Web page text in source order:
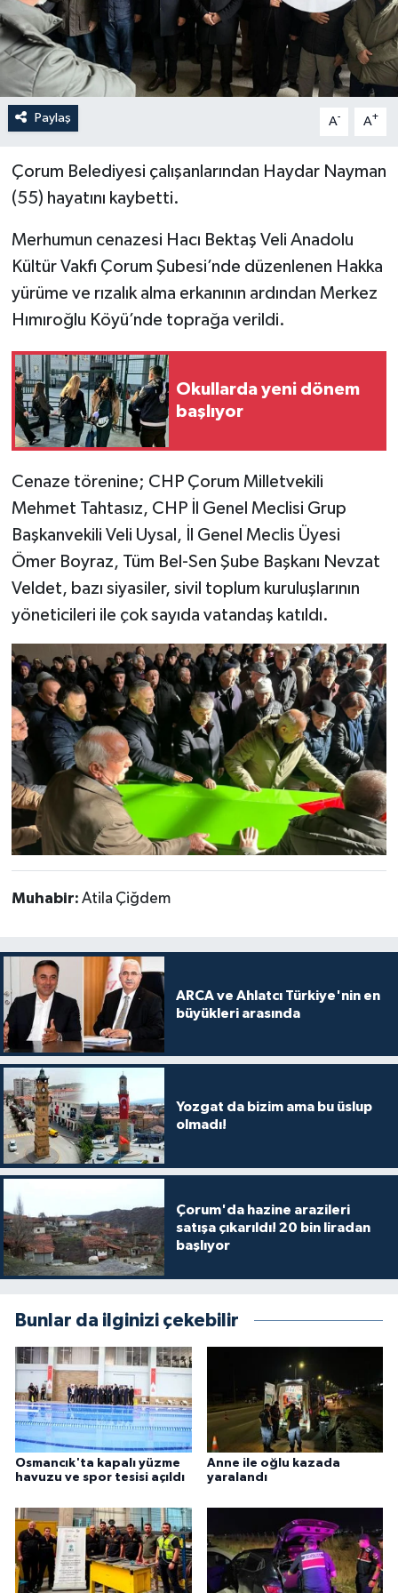
Paylaş A- A+
Çorum Belediyesi çalışanlarından Haydar Nayman
(55) hayatını kaybetti.
Merhumun cenazesi Hacı Bektaş Veli Anadolu
Kültür Vakfı Çorum Şubesi’nde düzenlenen Hakka
yürüme ve rızalık alma erkanının ardından Merkez
Hımıroğlu Köyü’nde toprağa verildi.
Okullarda yeni dönem
başlıyor
Cenaze törenine; CHP Çorum Milletvekili
Mehmet Tahtasız, CHP İl Genel Meclisi Grup
Başkanvekili Veli Uysal, İl Genel Meclis Üyesi
Ömer Boyraz, Tüm Bel-Sen Şube Başkanı Nevzat
Veldet, bazı siyasiler, sivil toplum kuruluşlarının
yöneticileri ile çok sayıda vatandaş katıldı.
Muhabir: Atila Çiğdem
ARCA ve Ahlatcı Türkiye'nin en
büyükleri arasında
Yozgat da bizim ama bu üslup
olmadı!
Çorum'da hazine arazileri
satışa çıkarıldı! 20 bin liradan
başlıyor
Bunlar da ilginizi çekebilir
Osmancık'ta kapalı yüzme
havuzu ve spor tesisi açıldı
Anne ile oğlu kazada
yaralandı
İLÇELER
OTOPARK
TEKNOLOJİ